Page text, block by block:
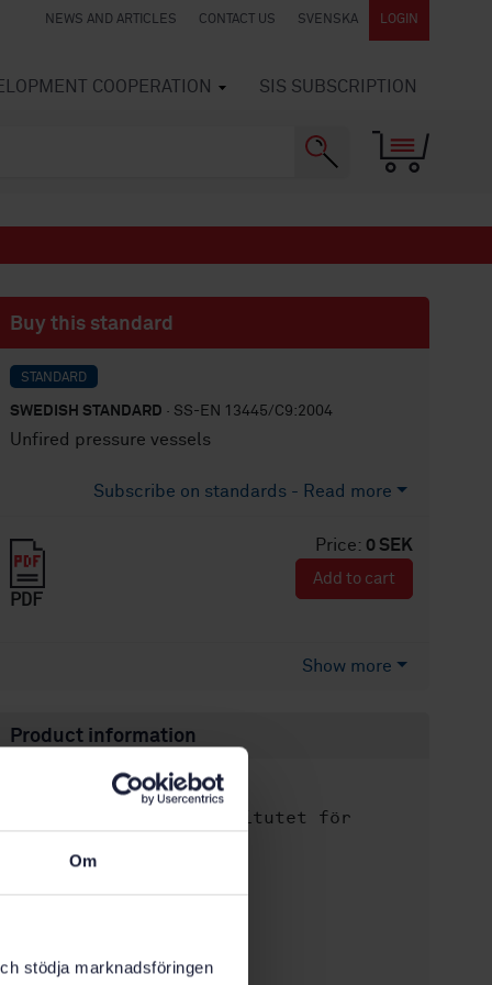
Om
stödja marknadsföringen
NEWS AND ARTICLES CONTACT US SVENSKA LOGIN
COOPERATION SIS SUBSCRIPTION
Buy this standard
STANDARD
SWEDISH STANDARD · SS-EN 13445/C9:2004
Unfired pressure vessels
Subscribe on standards - Read more
Price: 0 SEK
PDF
Add to cart
Show more
Product information
English
Svenska institutet för
International title:
Approved:3/5/2004